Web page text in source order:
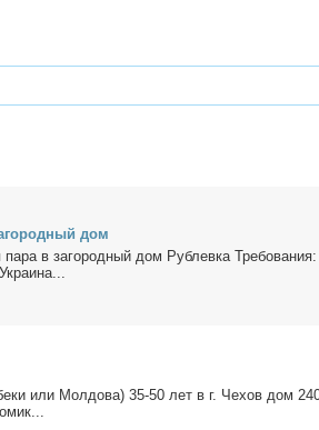
дом
па­ра в за­го­род­ный дом Рублев­ка Тре­бо­ва­ния:
или Мол­до­ва) 35-50 лет в г. Че­хов дом